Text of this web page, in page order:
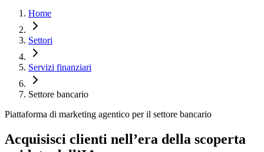
Home
Settori
Servizi finanziari
Settore bancario
Piattaforma di marketing agentico per il settore bancario
Acquisisci clienti nell’era della scoperta